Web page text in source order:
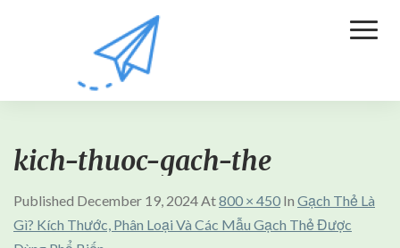
kich-thuoc-gach-the
Published December 19, 2024At800 × 450 In Gạch Thẻ Là
Gì? Kích Thước, Phân Loại Và Các Mẫu Gạch Thẻ Được